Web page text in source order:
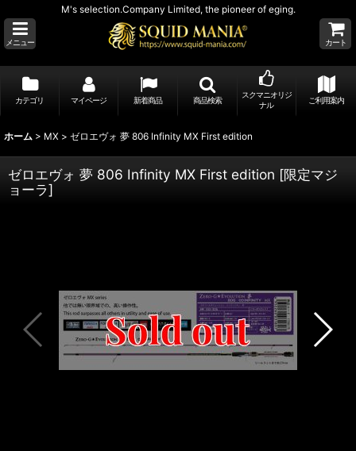
M's selection.Company Limited, the pioneer of eging.
メニュー カート
カテゴリ マイページ 新着商品 商品検索
スクマニオリジ
ナル
ご利用案内
ホーム > MX > ゼロエヴォ 夢 806 Infinity MX First edition
ゼロエヴォ 夢 806 Infinity MX First edition [限定マジ
ョーラ]